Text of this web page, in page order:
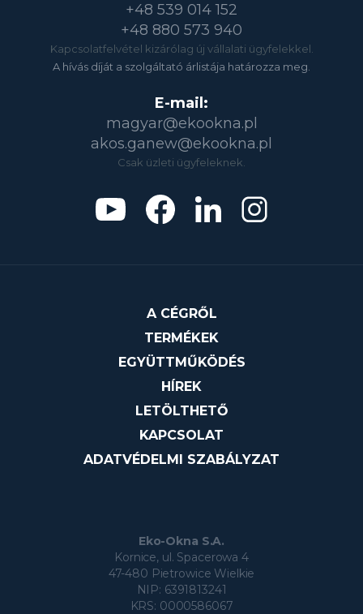
+48 539 014 152
+48 880 573 940
Kapcsolatfelvétel kizárólag új vállalati ügyfelekkel.
A hívás díját a szolgáltató árlistája határozza meg.
E-mail:
magyar@ekookna.pl
akos.ganew@ekookna.pl
Csak üzleti ügyfeleknek.
A CÉGRŐL
TERMÉKEK
EGYÜTTMŰKÖDÉS
HÍREK
LETÖLTHETŐ
KAPCSOLAT
ADATVÉDELMI SZABÁLYZAT
Eko-Okna S.A.
Kornice, ul. Spacerowa 4
47-480 Pietrowice Wielkie
NIP: 6391813241
KRS: 0000586067